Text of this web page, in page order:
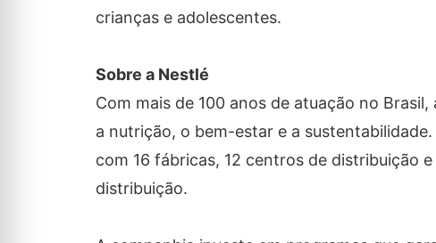
crianças e adolescentes.
Sobre a Nestlé
Com mais de 100 anos de atuação no
a nutrição, o bem-estar e a
com 16 fábricas, 12 centros de distribuição
distribuição.